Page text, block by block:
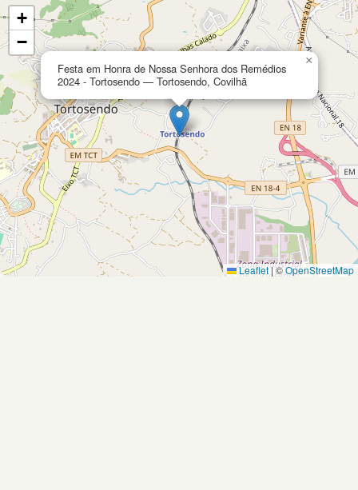
Festa em Honra de Nossa Senhora dos Remédios
2024 - Tortosendo — Tortosendo, Covilhã
×
+
−
Leaflet|©OpenStreetMap